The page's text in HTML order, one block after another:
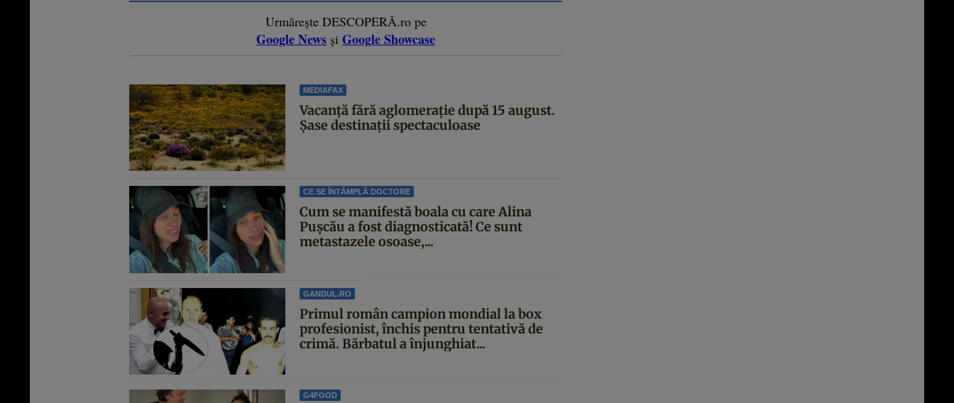
Urmărește DESCOPERĂ.ro pe
Google News și Google Showcase
MEDIAFAX
Vacanță fără aglomerație după 15 august.
Șase destinații spectaculoase
CE SE ÎNTÂMPLĂ DOCTORE
Cum se manifestă boala cu care Alina
Pușcău a fost diagnosticată! Ce sunt
metastazele osoase,...
GANDUL.RO
Primul român campion mondial la box
profesionist, închis pentru tentativă de
crimă. Bărbatul a înjunghiat...
G4FOOD